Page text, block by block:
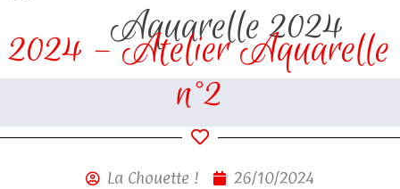
Aquarelle 2024
2024 – Atelier Aquarelle
n°2
La Chouette !
26/10/2024